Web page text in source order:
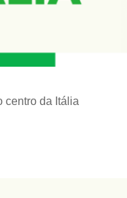
da Itália